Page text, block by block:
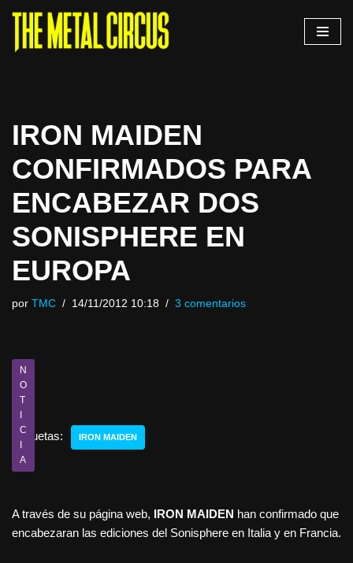
Saltar
IRON MAIDEN
CONFIRMADOS PARA
ENCABEZAR DOS
SONISPHERE EN
EUROPA
por TMC 14/11/2012 10:18 3 comentarios
N
O
T
I
C
I
A
Etiquetas: IRON MAIDEN
A través de su página web, IRON MAIDEN han confirmado que
encabezaran las ediciones del Sonisphere en Italia y en Francia.